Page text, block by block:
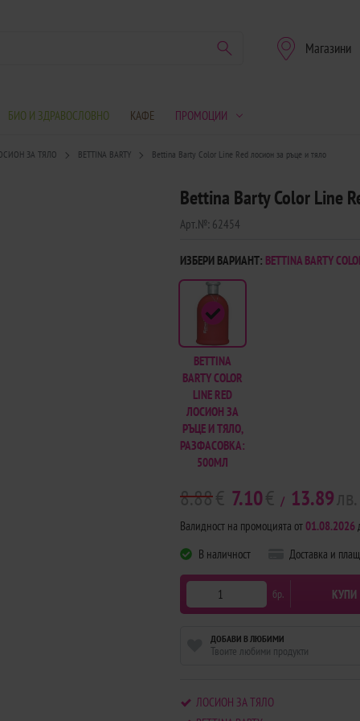
Магазини
БИО И ЗДРАВОСЛОВНО КАФЕ ПРОМОЦИИ
ЗА ТЯЛО BETTINA BARTY Bettina Barty Color Line Red лосион за ръце и тяло
Bettina Barty Color Line
Арт.№: 62454
ИЗБЕРИ ВАРИАНТ: BETTINA BARTY
BETTINA
BARTY COLOR
LINE RED
ЛОСИОН ЗА
РЪЦЕ И ТЯЛО,
РАЗФАСОВКА:
500МЛ
8.88 7.10 / 13.89
Валидност на промоцията от01.08.2026
В наличност
Доставка и
бр. КУПИ
ДОБАВИ В ЛЮБИМИ
Твоите любими продукти
ЛОСИОН ЗА ТЯЛО